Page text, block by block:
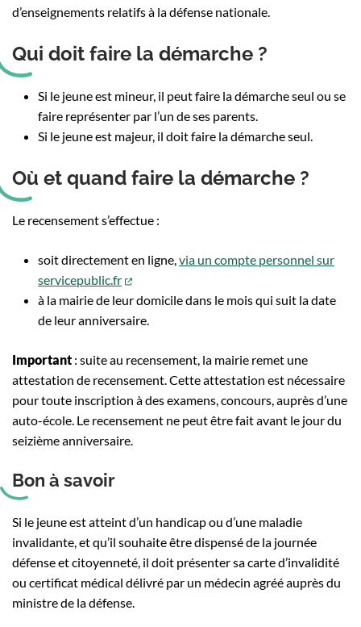
d’enseignements relatifs à la défense nationale.
Qui doit faire la démarche ?
Si le jeune est mineur, il peut faire la démarche seul ou se
faire représenter par l’un de ses parents.
Si le jeune est majeur, il doit faire la démarche seul.
Où et quand faire la démarche ?
Le recensement s’effectue :
soit directement en ligne,via un compte personnel sur
servicepublic.fr
(ouverture dans un nouvel onglet)
à la mairie de leur domicile dans le mois qui suit la date
de leur anniversaire.
Important : suite au recensement, la mairie remet une
attestation de recensement. Cette attestation est nécessaire
pour toute inscription à des examens, concours, auprès d’une
auto-école. Le recensement ne peut être fait avant le jour du
seizième anniversaire.
Bon à savoir
Si le jeune est atteint d’un handicap ou d’une maladie
invalidante, et qu’il souhaite être dispensé de la journée
défense et citoyenneté, il doit présenter sa carte d’invalidité
ou certificat médical délivré par un médecin agréé auprès du
ministre de la défense.